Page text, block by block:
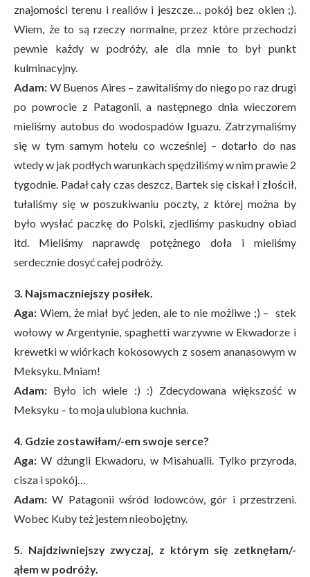
znajomości terenu i realiów i jeszcze… pokój bez okien ;).
Wiem, że to są rzeczy normalne, przez które przechodzi
pewnie każdy w podróży, ale dla mnie to był punkt
kulminacyjny.
Adam: W Buenos Aires – zawitaliśmy do niego po raz drugi
po powrocie z Patagonii, a następnego dnia wieczorem
mieliśmy autobus do wodospadów Iguazu. Zatrzymaliśmy
się w tym samym hotelu co wcześniej – dotarło do nas
wtedy w jak podłych warunkach spędziliśmy w nim prawie 2
tygodnie. Padał cały czas deszcz, Bartek się ciskał i złościł,
tułaliśmy się w poszukiwaniu poczty, z której można by
było wysłać paczkę do Polski, zjedliśmy paskudny obiad
itd. Mieliśmy naprawdę potężnego doła i mieliśmy
serdecznie dosyć całej podróży.
3. Najsmaczniejszy posiłek.
Aga: Wiem, że miał być jeden, ale to nie możliwe ;) – stek
wołowy w Argentynie, spaghetti warzywne w Ekwadorze i
krewetki w wiórkach kokosowych z sosem ananasowym w
Meksyku. Mniam!
Adam: Było ich wiele :) :) Zdecydowana większość w
Meksyku – to moja ulubiona kuchnia.
4. Gdzie zostawiłam/-em swoje serce?
Aga: W dżungli Ekwadoru, w Misahualli. Tylko przyroda,
cisza i spokój…
Adam: W Patagonii wśród lodowców, gór i przestrzeni.
Wobec Kuby też jestem nieobojętny.
5. Najdziwniejszy zwyczaj, z którym się zetknęłam/-
ąłem w podróży.